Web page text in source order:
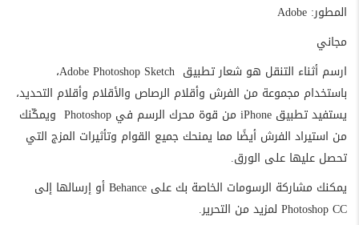
المطور: Adobe
مجاني
ارسم أثناء التنقل هو شعار تطبيق Adobe Photoshop Sketch،
باستخدام مجموعة من الفرش وأقلام الرصاص والأقلام وأقلام التحديد،
يستفيد تطبيق iPhone من قوة محرك الرسم في Photoshop ويمكّنك
من استيراد الفرش أيضًا مما يمنحك جميع القوام وتأثيرات المزج التي
تحصل عليها على الورق.
يمكنك مشاركة الرسومات الخاصة بك على Behance أو إرسالها إلى
Photoshop CC لمزيد من التحرير.